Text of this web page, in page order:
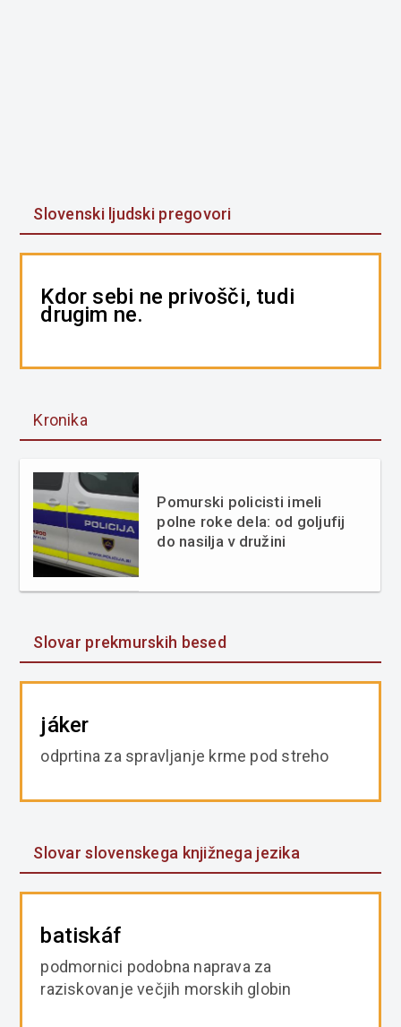
Slovenski ljudski pregovori
Kdor sebi ne privošči, tudi
drugim ne.
Kronika
Pomurski policisti imeli
polne roke dela: od goljufij
do nasilja v družini
Slovar prekmurskih besed
jáker
odprtina za spravljanje krme pod streho
Slovar slovenskega knjižnega jezika
batiskáf
podmornici podobna naprava za
raziskovanje večjih morskih globin